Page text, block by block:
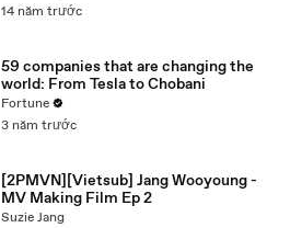
14 năm trước
59 companies that are changing the
world: From Tesla to Chobani
Fortune
3 năm trước
[2PMVN][Vietsub] Jang Wooyoung -
MV Making Film Ep 2
Suzie Jang